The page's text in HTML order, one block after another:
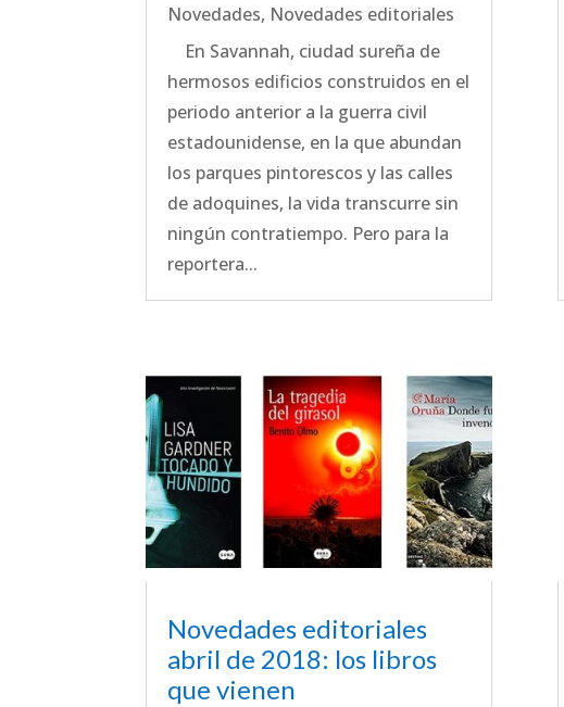
Novedades, Novedades editoriales
En Savannah, ciudad sureña de
hermosos edificios construidos en el
periodo anterior a la guerra civil
estadounidense, en la que abundan
los parques pintorescos y las calles
de adoquines, la vida transcurre sin
ningún contratiempo. Pero para la
reportera...
Novedades editoriales
abril de 2018: los libros
que vienen